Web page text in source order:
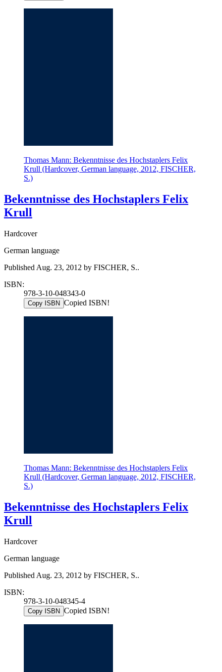
Thomas Mann: Bekenntnisse des Hochstaplers Felix
Krull (Hardcover, German language, 2012, FISCHER,
S.)
Bekenntnisse des Hochstaplers Felix
Krull
Hardcover
German language
Published Aug. 23, 2012 by FISCHER, S..
ISBN:
978-3-10-048343-0
Copy ISBN Copied ISBN!
Thomas Mann: Bekenntnisse des Hochstaplers Felix
Krull (Hardcover, German language, 2012, FISCHER,
S.)
Bekenntnisse des Hochstaplers Felix
Krull
Hardcover
German language
Published Aug. 23, 2012 by FISCHER, S..
ISBN:
978-3-10-048345-4
Copy ISBN Copied ISBN!